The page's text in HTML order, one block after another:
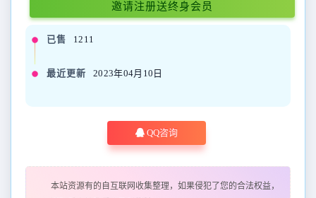
邀请注册送终身会员
已售 1211
最近更新 2023年04月10日
QQ咨询
本站资源有的自互联网收集整理，如果侵犯了您的合法权益，